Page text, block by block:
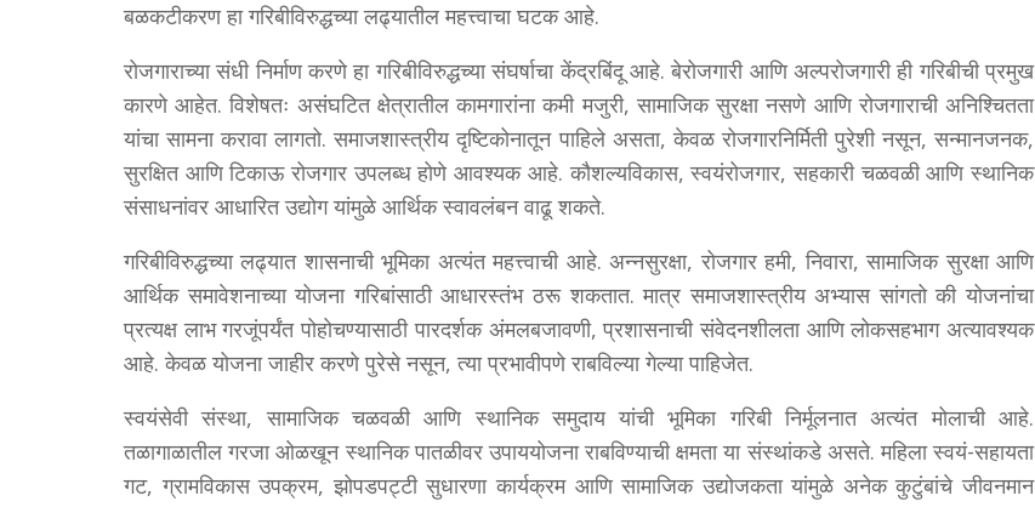
बळकटीकरण हा गरिबीविरुद्धच्या लढ्यातील महत्त्वाचा घटक आहे.
रोजगाराच्या संधी निर्माण करणे हा गरिबीविरुद्धच्या संघर्षाचा केंद्रबिंदू आहे. बेरोजगारी आणि अल्परोजगारी ही गरिबीची प्रमुख
कारणे आहेत. विशेषतः असंघटित क्षेत्रातील कामगारांना कमी मजुरी, सामाजिक सुरक्षा नसणे आणि रोजगाराची अनिश्चितता
यांचा सामना करावा लागतो. समाजशास्त्रीय दृष्टिकोनातून पाहिले असता, केवळ रोजगारनिर्मिती पुरेशी नसून, सन्मानजनक,
सुरक्षित आणि टिकाऊ रोजगार उपलब्ध होणे आवश्यक आहे. कौशल्यविकास, स्वयंरोजगार, सहकारी चळवळी आणि स्थानिक
संसाधनांवर आधारित उद्योग यांमुळे आर्थिक स्वावलंबन वाढू शकते.
गरिबीविरुद्धच्या लढ्यात शासनाची भूमिका अत्यंत महत्त्वाची आहे. अन्नसुरक्षा, रोजगार हमी, निवारा, सामाजिक सुरक्षा आणि
आर्थिक समावेशनाच्या योजना गरिबांसाठी आधारस्तंभ ठरू शकतात. मात्र समाजशास्त्रीय अभ्यास सांगतो की योजनांचा
प्रत्यक्ष लाभ गरजूंपर्यंत पोहोचण्यासाठी पारदर्शक अंमलबजावणी, प्रशासनाची संवेदनशीलता आणि लोकसहभाग अत्यावश्यक
आहे. केवळ योजना जाहीर करणे पुरेसे नसून, त्या प्रभावीपणे राबविल्या गेल्या पाहिजेत.
स्वयंसेवी संस्था, सामाजिक चळवळी आणि स्थानिक समुदाय यांची भूमिका गरिबी निर्मूलनात अत्यंत मोलाची आहे.
तळागाळातील गरजा ओळखून स्थानिक पातळीवर उपाययोजना राबविण्याची क्षमता या संस्थांकडे असते. महिला स्वयं-सहायता
गट, ग्रामविकास उपक्रम, झोपडपट्टी सुधारणा कार्यक्रम आणि सामाजिक उद्योजकता यांमुळे अनेक कुटुंबांचे जीवनमान